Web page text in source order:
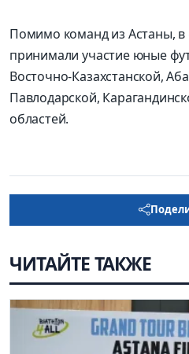
Помимо команд из Астаны, в
принимали участие юные
Восточно-Казахстанской,
Павлодарской,
областей.
ЧИТАЙТЕ ТАКЖЕ